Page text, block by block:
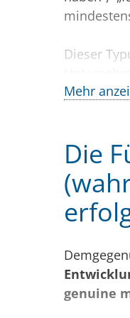
Dieser
Autorität
noch öfter
statt sie in
Mehr
Die
genuine